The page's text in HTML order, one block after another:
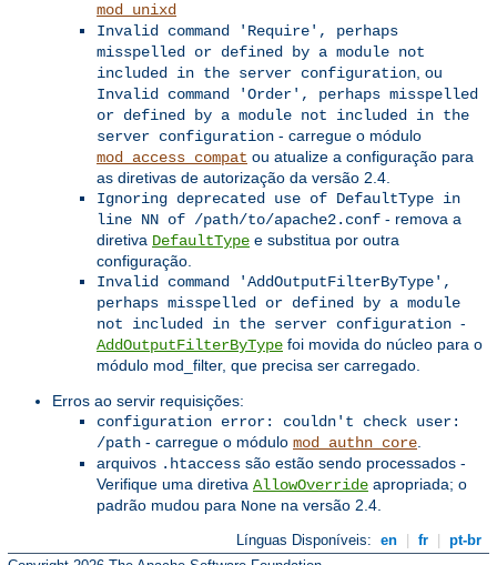
mod_unixd
Invalid command 'Require', perhaps
misspelled or defined by a module not
included in the server configuration, ou
Invalid command 'Order', perhaps misspelled
or defined by a module not included in the
server configuration - carregue o módulo
mod_access_compat ou atualize a configuração para
as diretivas de autorização da versão 2.4.
Ignoring deprecated use of DefaultType in
line NN of /path/to/apache2.conf - remova a
diretiva DefaultType e substitua por outra
configuração.
Invalid command 'AddOutputFilterByType',
perhaps misspelled or defined by a module
not included in the server configuration -
AddOutputFilterByType foi movida do núcleo para o
módulo mod_filter, que precisa ser carregado.
Erros ao servir requisições:
configuration error: couldn't check user:
/path - carregue o módulo mod_authn_core.
arquivos .htaccess são estão sendo processados -
Verifique uma diretiva AllowOverride apropriada; o
padrão mudou para None na versão 2.4.
Línguas Disponíveis: en fr
pt-br